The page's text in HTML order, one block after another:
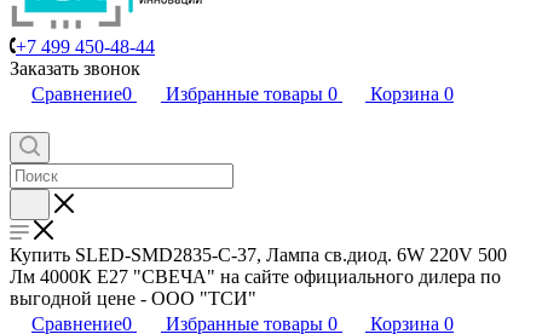
+7 499 450-48-44
Заказать звонок
Сравнение0 Избранные товары 0 Корзина 0
Купить SLED-SMD2835-C-37, Лампа св.диод. 6W 220V 500
Лм 4000К Е27 "СВЕЧА" на сайте официального дилера по
выгодной цене - ООО "ТСИ"
Сравнение0 Избранные товары 0 Корзина 0